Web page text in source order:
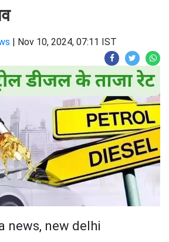
| Nov 10, 2024, 07:11 IST
news, new delhi